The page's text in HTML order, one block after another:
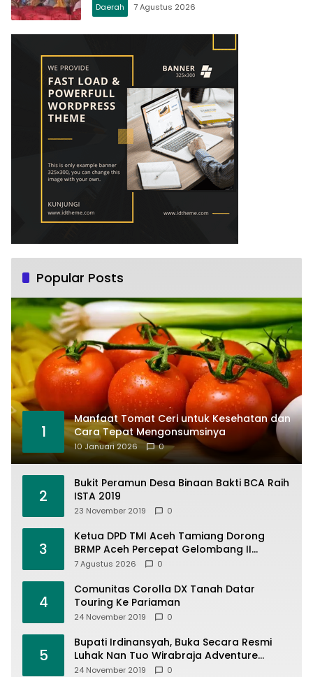
Daerah 7 Agustus 2026
Popular Posts
1
Manfaat Tomat Ceri untuk Kesehatan dan
Cara Tepat Mengonsumsinya
10 Januari 2026 0
2
Bukit Peramun Desa Binaan Bakti BCA Raih
ISTA 2019
23 November 2019 0
3
Ketua DPD TMI Aceh Tamiang Dorong
BRMP Aceh Percepat Gelombang II
Eksekusi Program Pascabencana untuk
7 Agustus 2026 0
4
Comunitas Corolla DX Tanah Datar
Touring Ke Pariaman
24 November 2019 0
5
Bupati Irdinansyah, Buka Secara Resmi
Luhak Nan Tuo Wirabraja Adventure
Offroad 2019
24 November 2019 0